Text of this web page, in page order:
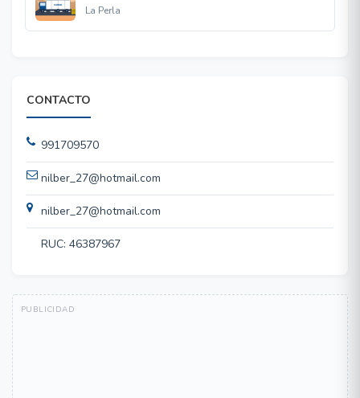
La Perla
CONTACTO
991709570
nilber_27@hotmail.com
nilber_27@hotmail.com
RUC: 46387967